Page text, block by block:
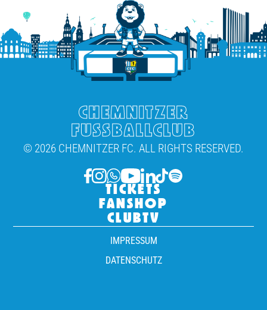
CHEMNITZER
FUSSBALLCLUB
© 2026 CHEMNITZER FC. ALL RIGHTS RESERVED.
TICKETS
FANSHOP
CLUBTV
IMPRESSUM
DATENSCHUTZ